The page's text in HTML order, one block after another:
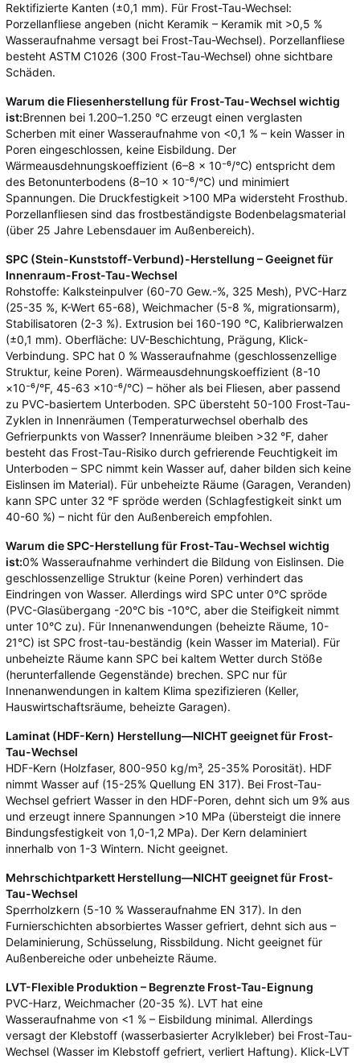
Rektifizierte Kanten (±0,1 mm). Für Frost-Tau-Wechsel:
Porzellanfliese angeben (nicht Keramik – Keramik mit >0,5 %
Wasseraufnahme versagt bei Frost-Tau-Wechsel). Porzellanfliese
besteht ASTM C1026 (300 Frost-Tau-Wechsel) ohne sichtbare
Schäden.
Warum die Fliesenherstellung für Frost-Tau-Wechsel wichtig
ist:Brennen bei 1.200–1.250 °C erzeugt einen verglasten
Scherben mit einer Wasseraufnahme von <0,1 % – kein Wasser in
Poren eingeschlossen, keine Eisbildung. Der
Wärmeausdehnungskoeffizient (6–8 × 10⁻⁶/°C) entspricht dem
des Betonunterbodens (8–10 × 10⁻⁶/°C) und minimiert
Spannungen. Die Druckfestigkeit >100 MPa widersteht Frosthub.
Porzellanfliesen sind das frostbeständigste Bodenbelagsmaterial
(über 25 Jahre Lebensdauer im Außenbereich).
SPC (Stein-Kunststoff-Verbund)-Herstellung – Geeignet für
Innenraum-Frost-Tau-Wechsel
Rohstoffe: Kalksteinpulver (60-70 Gew.-%, 325 Mesh), PVC-Harz
(25-35 %, K-Wert 65-68), Weichmacher (5-8 %, migrationsarm),
Stabilisatoren (2-3 %). Extrusion bei 160-190 °C, Kalibrierwalzen
(±0,1 mm). Oberfläche: UV-Beschichtung, Prägung, Klick-
Verbindung. SPC hat 0 % Wasseraufnahme (geschlossenzellige
Struktur, keine Poren). Wärmeausdehnungskoeffizient (8-10
×10⁻⁶/°F, 45-63 ×10⁻⁶/°C) – höher als bei Fliesen, aber passend
zu PVC-basiertem Unterboden. SPC übersteht 50-100 Frost-Tau-
Zyklen in Innenräumen (Temperaturwechsel oberhalb des
Gefrierpunkts von Wasser? Innenräume bleiben >32 °F, daher
besteht das Frost-Tau-Risiko durch gefrierende Feuchtigkeit im
Unterboden – SPC nimmt kein Wasser auf, daher bilden sich keine
Eislinsen im Material). Für unbeheizte Räume (Garagen, Veranden)
kann SPC unter 32 °F spröde werden (Schlagfestigkeit sinkt um
40-60 %) – nicht für den Außenbereich empfohlen.
Warum die SPC-Herstellung für Frost-Tau-Wechsel wichtig
ist:0% Wasseraufnahme verhindert die Bildung von Eislinsen. Die
geschlossenzellige Struktur (keine Poren) verhindert das
Eindringen von Wasser. Allerdings wird SPC unter 0°C spröde
(PVC-Glasübergang -20°C bis -10°C, aber die Steifigkeit nimmt
unter 10°C zu). Für Innenanwendungen (beheizte Räume, 10-
21°C) ist SPC frost-tau-beständig (kein Wasser im Material). Für
unbeheizte Räume kann SPC bei kaltem Wetter durch Stöße
(herunterfallende Gegenstände) brechen. SPC nur für
Innenanwendungen in kaltem Klima spezifizieren (Keller,
Hauswirtschaftsräume, beheizte Garagen).
Laminat (HDF-Kern) Herstellung—NICHT geeignet für Frost-
Tau-Wechsel
HDF-Kern (Holzfaser, 800-950 kg/m³, 25-35% Porosität). HDF
nimmt Wasser auf (15-25% Quellung EN 317). Bei Frost-Tau-
Wechsel gefriert Wasser in den HDF-Poren, dehnt sich um 9% aus
und erzeugt innere Spannungen >10 MPa (übersteigt die innere
Bindungsfestigkeit von 1,0-1,2 MPa). Der Kern delaminiert
innerhalb von 1-3 Wintern. Nicht geeignet.
Mehrschichtparkett Herstellung—NICHT geeignet für Frost-
Tau-Wechsel
Sperrholzkern (5-10 % Wasseraufnahme EN 317). In den
Furnierschichten absorbiertes Wasser gefriert, dehnt sich aus –
Delaminierung, Schüsselung, Rissbildung. Nicht geeignet für
Außenbereiche oder unbeheizte Räume.
LVT-Flexible Produktion – Begrenzte Frost-Tau-Eignung
PVC-Harz, Weichmacher (20-35 %). LVT hat eine
Wasseraufnahme von <1 % – Eisbildung minimal. Allerdings
versagt der Klebstoff (wasserbasierter Acrylkleber) bei Frost-Tau-
Wechsel (Wasser im Klebstoff gefriert, verliert Haftung). Klick-LVT